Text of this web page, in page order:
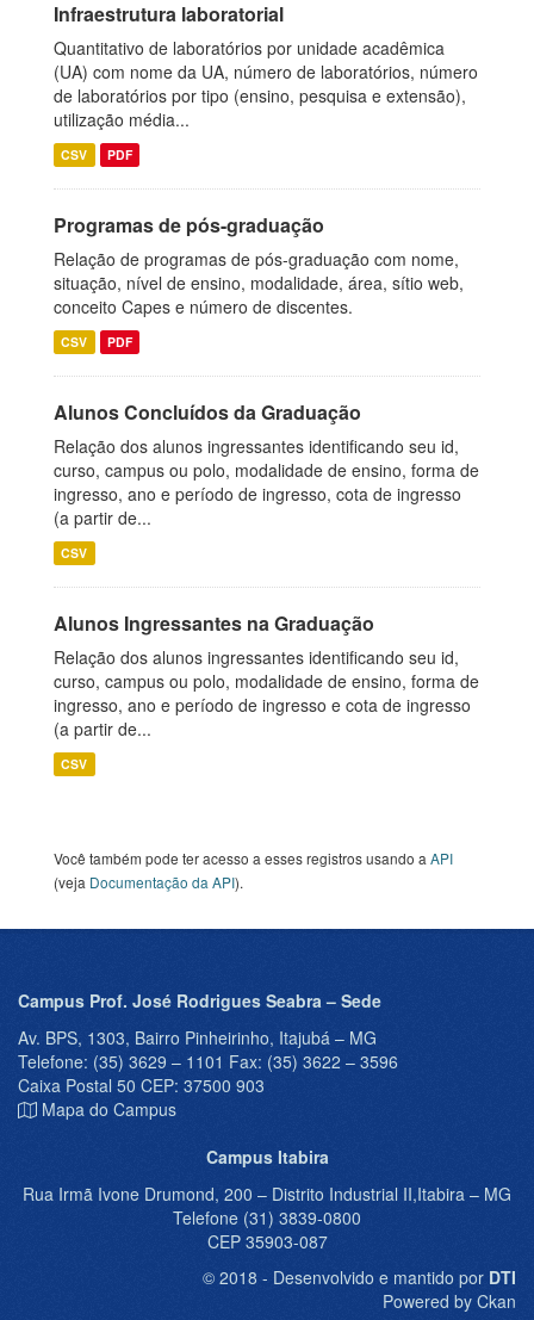
Infraestrutura laboratorial
Quantitativo de laboratórios por unidade acadêmica
(UA) com nome da UA, número de laboratórios, número
de laboratórios por tipo (ensino, pesquisa e extensão),
utilização média...
CSV PDF
Programas de pós-graduação
Relação de programas de pós-graduação com nome,
situação, nível de ensino, modalidade, área, sítio web,
conceito Capes e número de discentes.
CSV PDF
Alunos Concluídos da Graduação
Relação dos alunos ingressantes identificando seu id,
curso, campus ou polo, modalidade de ensino, forma de
ingresso, ano e período de ingresso, cota de ingresso
(a partir de...
CSV
Alunos Ingressantes na Graduação
Relação dos alunos ingressantes identificando seu id,
curso, campus ou polo, modalidade de ensino, forma de
ingresso, ano e período de ingresso e cota de ingresso
(a partir de...
CSV
Você também pode ter acesso a esses registros usando a API
(veja Documentação da API).
Campus Prof. José Rodrigues Seabra – Sede
Av. BPS, 1303, Bairro Pinheirinho, Itajubá – MG
Telefone: (35) 3629 – 1101 Fax: (35) 3622 – 3596
Caixa Postal 50 CEP: 37500 903
Mapa do Campus
Campus Itabira
Rua Irmã Ivone Drumond, 200 – Distrito Industrial II,Itabira – MG
Telefone (31) 3839-0800
CEP 35903-087
© 2018 - Desenvolvido e mantido por DTI
Powered by Ckan